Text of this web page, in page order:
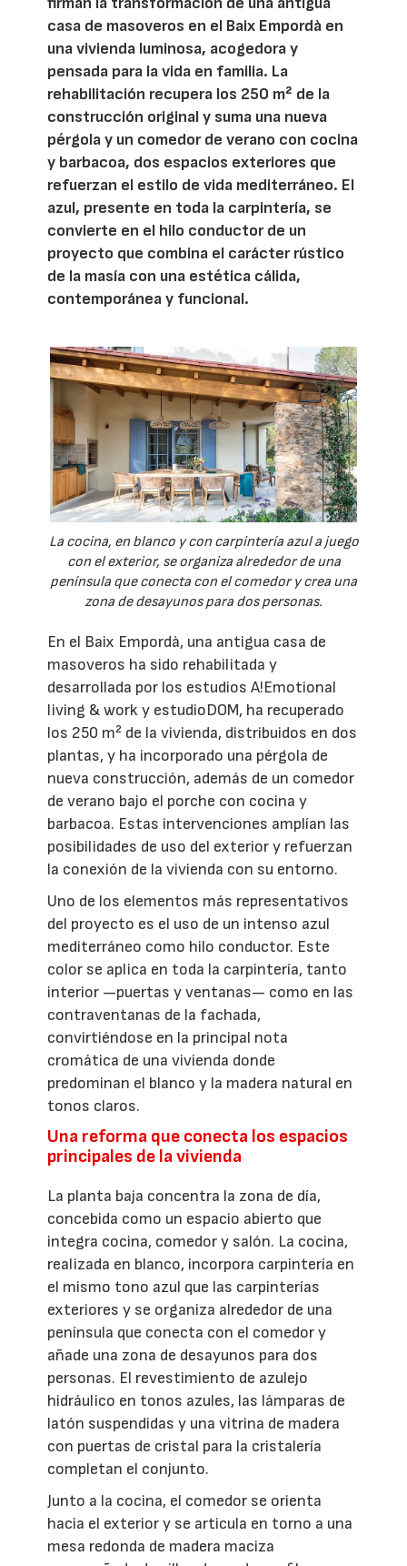
casa de masoveros en el Baix Empordà en
una vivienda luminosa, acogedora y
pensada para la vida en familia. La
rehabilitación recupera los 250 m² de la
construcción original y suma una nueva
pérgola y un comedor de verano con cocina
y barbacoa, dos espacios exteriores que
refuerzan el estilo de vida mediterráneo. El
azul, presente en toda la carpintería, se
convierte en el hilo conductor de un
proyecto que combina el carácter rústico
de la masía con una estética cálida,
contemporánea y funcional.
La cocina, en blanco y con carpintería azul a juego
con el exterior, se organiza alrededor de una
península que conecta con el comedor y crea una
zona de desayunos para dos personas.
En el Baix Empordà, una antigua casa de
masoveros ha sido rehabilitada y
desarrollada por los estudios A!Emotional
living & work y estudioDOM, ha recuperado
los 250 m² de la vivienda, distribuidos en dos
plantas, y ha incorporado una pérgola de
nueva construcción, además de un comedor
de verano bajo el porche con cocina y
barbacoa. Estas intervenciones amplían las
posibilidades de uso del exterior y refuerzan
la conexión de la vivienda con su entorno.
Uno de los elementos más representativos
del proyecto es el uso de un intenso azul
mediterráneo como hilo conductor. Este
color se aplica en toda la carpintería, tanto
interior —puertas y ventanas— como en las
contraventanas de la fachada,
convirtiéndose en la principal nota
cromática de una vivienda donde
predominan el blanco y la madera natural en
tonos claros.
Una reforma que conecta los espacios
principales de la vivienda
La planta baja concentra la zona de día,
concebida como un espacio abierto que
integra cocina, comedor y salón. La cocina,
realizada en blanco, incorpora carpintería en
el mismo tono azul que las carpinterías
exteriores y se organiza alrededor de una
península que conecta con el comedor y
añade una zona de desayunos para dos
personas. El revestimiento de azulejo
hidráulico en tonos azules, las lámparas de
latón suspendidas y una vitrina de madera
con puertas de cristal para la cristalería
completan el conjunto.
Junto a la cocina, el comedor se orienta
hacia el exterior y se articula en torno a una
mesa redonda de madera maciza